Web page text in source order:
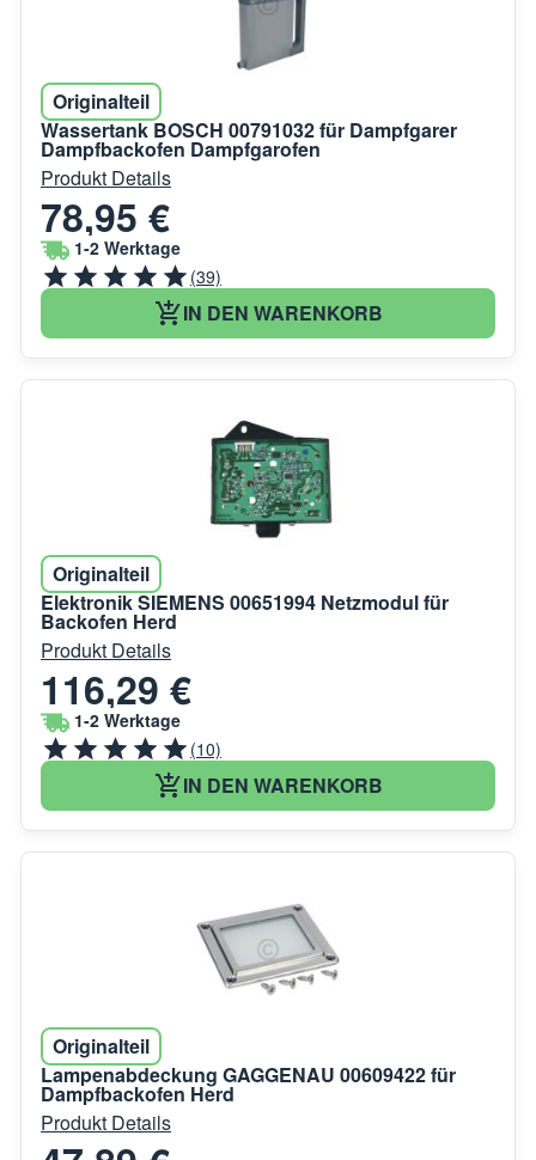
Originalteil
Wassertank BOSCH 00791032 für Dampfgarer
Dampfbackofen Dampfgarofen
Produkt Details
78,95 €
1-2 Werktage
(39)
IN DEN WARENKORB
Originalteil
Elektronik SIEMENS 00651994 Netzmodul für
Backofen Herd
Produkt Details
116,29 €
1-2 Werktage
(10)
IN DEN WARENKORB
Originalteil
Lampenabdeckung GAGGENAU 00609422 für
Dampfbackofen Herd
Produkt Details